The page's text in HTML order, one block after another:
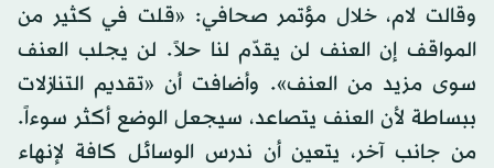
وقالت لام، خلال مؤتمر صحافي: «قلت في كثير من
المواقف إن العنف لن يقدّم لنا حلاً. لن يجلب العنف
سوى مزيد من العنف». وأضافت أن «تقديم التنازلات
ببساطة لأن العنف يتصاعد، سيجعل الوضع أكثر سوءاً.
من جانب آخر، يتعين أن ندرس الوسائل كافة لإنهاء